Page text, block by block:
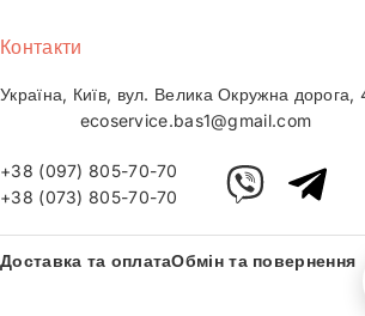
Контакти
Україна, Київ, вул. Велика Окружна дорога,
ecoservice.bas1@gmail.com
+38 (097) 805-70-70
+38 (073) 805-70-70
Доставка та оплатаОбмін та повернення